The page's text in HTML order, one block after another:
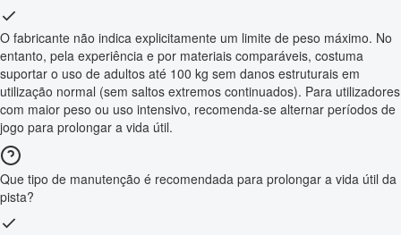
O fabricante não indica explicitamente um limite de peso máximo. No
entanto, pela experiência e por materiais comparáveis, costuma
suportar o uso de adultos até 100 kg sem danos estruturais em
utilização normal (sem saltos extremos continuados). Para utilizadores
com maior peso ou uso intensivo, recomenda-se alternar períodos de
jogo para prolongar a vida útil.
Que tipo de manutenção é recomendada para prolongar a vida útil da
pista?